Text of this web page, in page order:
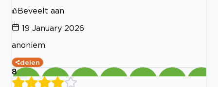
Beveelt aan
19 January 2026
anoniem
delen
8